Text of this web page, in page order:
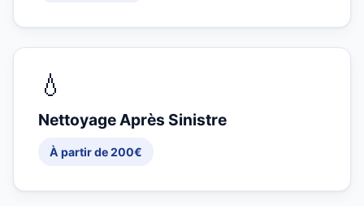
💧
Nettoyage Après Sinistre
À partir de 200€